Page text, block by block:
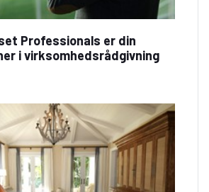
Professionals er din
i virksomhedsrådgivning